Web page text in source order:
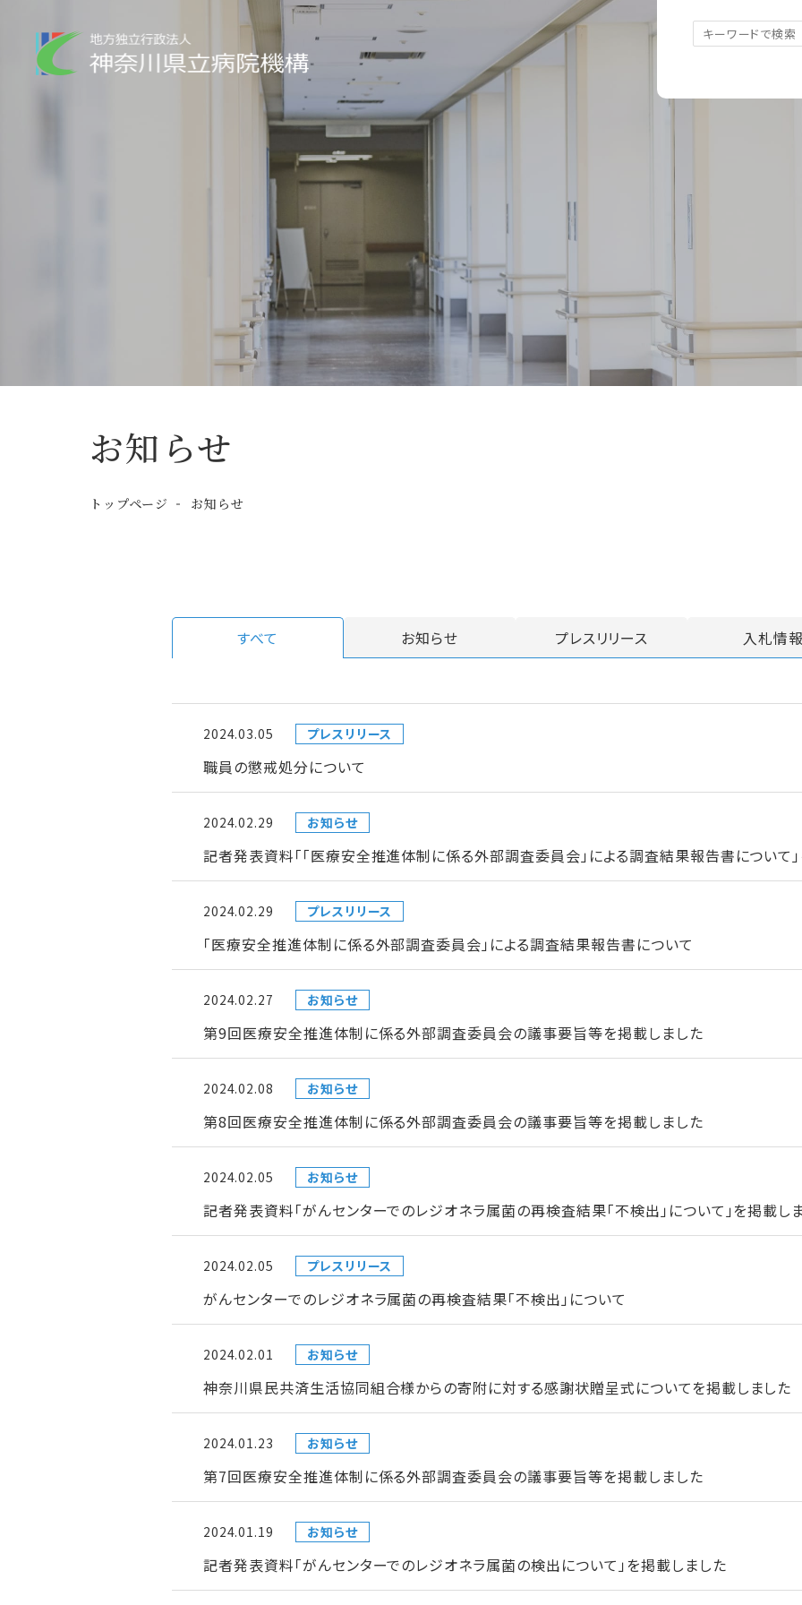
お知らせ
トップページ お知らせ
すべて お知らせ プレスリリース 入札情
2024.03.05 プレスリリース
職員の懲戒処分について
2024.02.29 お知らせ
記者発表資料「「医療安全推進体制に係る外部調査委員会」による調査結果報告書について
2024.02.29 プレスリリース
「医療安全推進体制に係る外部調査委員会」による調査結果報告書について
2024.02.27 お知らせ
第9回医療安全推進体制に係る外部調査委員会の議事要旨等を掲載しました
2024.02.08 お知らせ
第8回医療安全推進体制に係る外部調査委員会の議事要旨等を掲載しました
2024.02.05 お知らせ
記者発表資料「がんセンターでのレジオネラ属菌の再検査結果「不検出」について」を掲載し
2024.02.05 プレスリリース
がんセンターでのレジオネラ属菌の再検査結果「不検出」について
2024.02.01 お知らせ
神奈川県民共済生活協同組合様からの寄附に対する感謝状贈呈式についてを掲載しました
2024.01.23 お知らせ
第7回医療安全推進体制に係る外部調査委員会の議事要旨等を掲載しました
2024.01.19 お知らせ
記者発表資料「がんセンターでのレジオネラ属菌の検出について」を掲載しました